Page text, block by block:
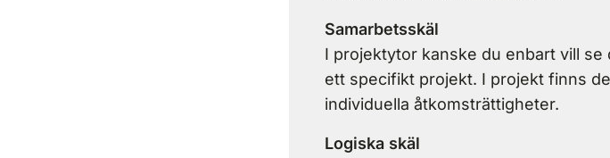
Samarbetsskäl
I projektytor kanske du enbart vill
ett specifikt projekt. I projekt finns
individuella åtkomsträttigheter.
Logiska skäl